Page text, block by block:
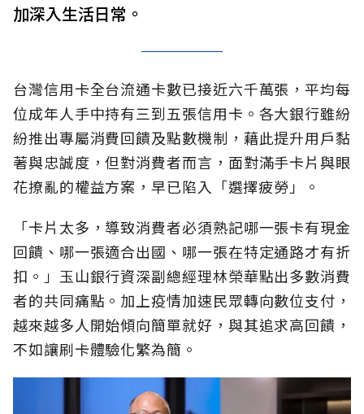
加深入生活日常。
台灣信用卡全台流通卡數已接近六千萬張，平均每
位成年人手中持有三到五張信用卡。各大銀行雖紛
紛推出專屬消費回饋及點數機制，藉此提升用戶黏
著與忠誠度，但對消費者而言，面對滿手卡片與眼
花撩亂的權益方案，早已陷入「選擇疲勞」。
「卡片太多，導致消費者必須熟記哪一張卡有現金
回饋、哪一張適合出國、哪一張在特定通路才有折
扣。」玉山銀行資深副總經理林榮華點出多數消費
者的共同痛點。加上疫情加速民眾轉向數位支付，
越來越多人開始傾向簡單就好，與其追求高回饋，
不如讓刷卡體驗化繁為簡。